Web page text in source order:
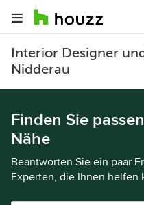
Interior Designer
Nidderau
Finden Sie
Nähe
Beantworten Sie ein paar
Experten, die Ihnen helfen